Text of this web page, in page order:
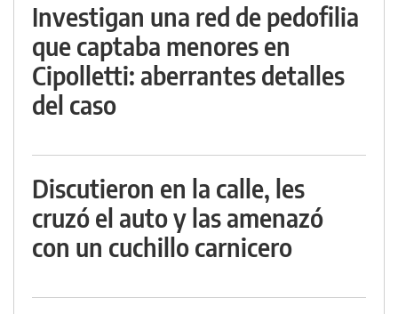
Investigan una red de pedofilia
que captaba menores en
Cipolletti: aberrantes detalles
del caso
Discutieron en la calle, les
cruzó el auto y las amenazó
con un cuchillo carnicero